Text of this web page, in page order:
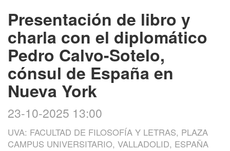
Presentación de libro y
charla con el diplomático
Pedro Calvo-Sotelo,
cónsul de España en
Nueva York
23-10-2025 13:00
UVA: FACULTAD DE FILOSOFÍA Y LETRAS, PLAZA
CAMPUS UNIVERSITARIO, VALLADOLID, ESPAÑA